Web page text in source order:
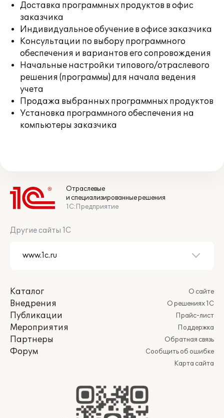
Доставка программных продуктов в офис
заказчика
Индивидуальное обучение в офисе заказчика
Консультации по выбору программного
обеспечения и вариантов его сопровождения
Начальные настройки типового/отраслевого
решения (программы) для начала ведения
учета
Продажа выбранных программных продуктов
Установка программного обеспечения на
компьютеры заказчика
Отраслевые
и специализированные решения
1С:Предприятие
Другие сайты 1С
Каталог
Внедрения
Публикации
Мероприятия
Партнеры
Форум
О сайте
О решениях 1С
Прайс-лист
Поддержка
Обратная связь
Сообщить об ошибке
Карта сайта